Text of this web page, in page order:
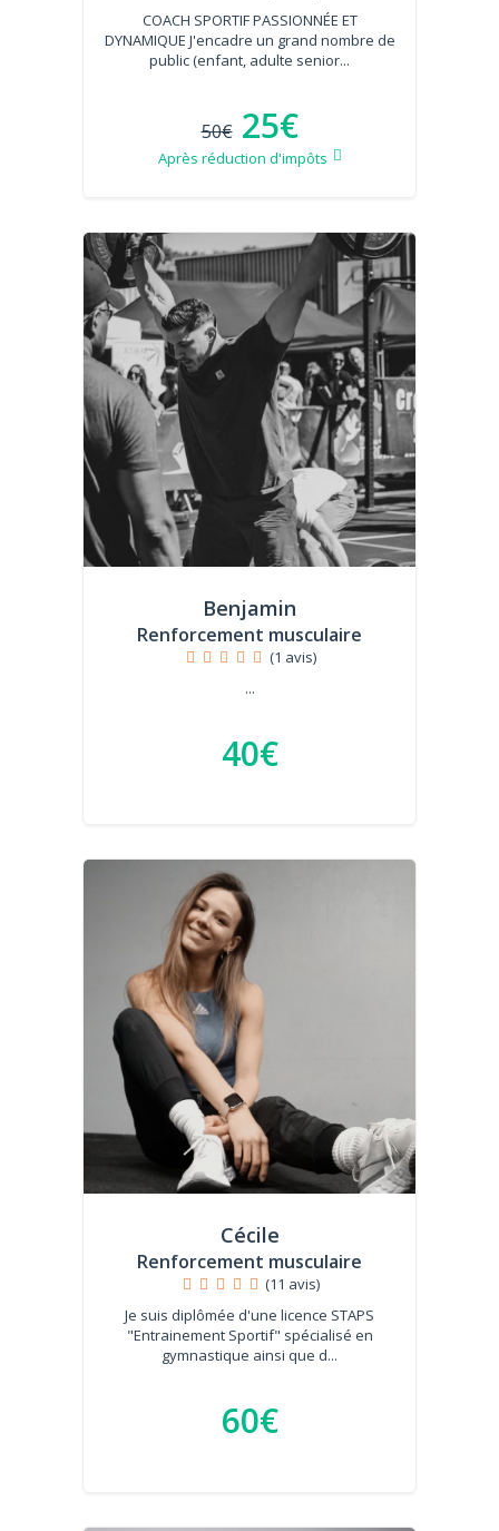
COACH SPORTIF PASSIONNÉE ET
DYNAMIQUE J'encadre un grand nombre de
public (enfant, adulte senior...
50€ 25€
Après réduction d'impôts
Benjamin
Renforcement musculaire
(1 avis)
...
40€
Cécile
Renforcement musculaire
(11 avis)
Je suis diplômée d'une licence STAPS
"Entrainement Sportif" spécialisé en
gymnastique ainsi que d...
60€